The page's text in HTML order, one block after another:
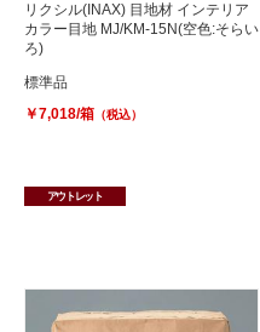
リクシル(INAX) 目地材 インテリア
カラー目地 MJ/KM-15N(空色:そらい
ろ)
標準品
￥7,018/箱 （税込）
アウトレット